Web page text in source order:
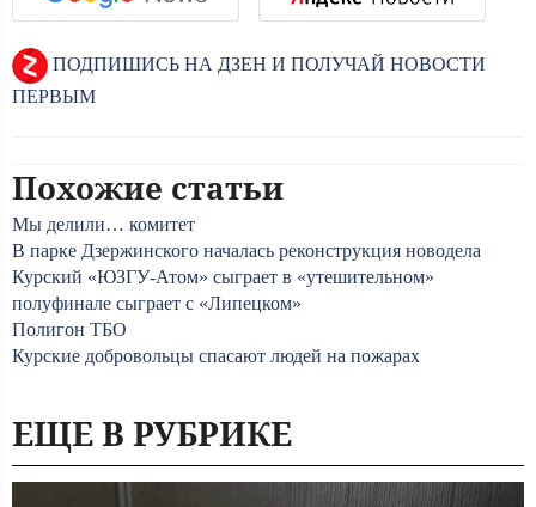
ПОДПИШИСЬ НА ДЗЕН И ПОЛУЧАЙ НОВОСТИ
ПЕРВЫМ
Похожие статьи
Мы делили… комитет
В парке Дзержинского началась реконструкция новодела
Курский «ЮЗГУ-Атом» сыграет в «утешительном»
полуфинале сыграет с «Липецком»
Полигон ТБО
Курские добровольцы спасают людей на пожарах
ЕЩЕ В РУБРИКЕ